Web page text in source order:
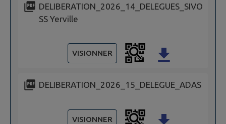
DELIBERATION_2026_14_DELEGUES_SIVO
SS Yerville
VISIONNER
DELIBERATION_2026_15_DELEGUE_ADAS
VISIONNER